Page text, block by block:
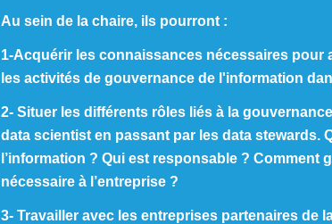
Au sein de la chaire, ils pourront :
1-Acquérir les connaissances nécessaires pour
les activités de gouvernance de l'information
2- Situer les différents rôles liés à la
data scientist en passant par les data stewards.
l’information ? Qui est responsable ? Comment
nécessaire à l’entreprise ?
3- Travailler avec les entreprises partenaires de